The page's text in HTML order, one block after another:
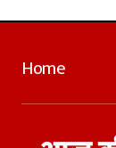
Home